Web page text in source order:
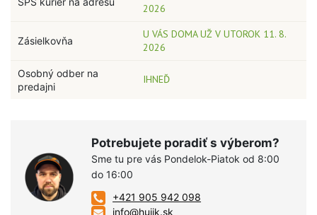
2026
Zásielkovňa
U VÁS DOMA UŽ V UTOROK 11. 8.
2026
Osobný odber na
predajni
IHNEĎ
Potrebujete poradiť s výberom?
Sme tu pre vás Pondelok-Piatok od 8:00
do 16:00
+421 905 942 098
info@hujik.sk